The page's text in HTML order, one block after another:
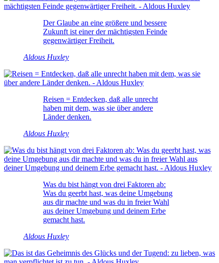
Der Glaube an eine größere und bessere
Zukunft ist einer der mächtigsten Feinde
gegenwärtiger Freiheit.
Aldous Huxley
Reisen = Entdecken, daß alle unrecht
haben mit dem, was sie über andere
Länder denken.
Aldous Huxley
Was du bist hängt von drei Faktoren ab:
Was du geerbt hast, was deine Umgebung
aus dir machte und was du in freier Wahl
aus deiner Umgebung und deinem Erbe
gemacht hast.
Aldous Huxley